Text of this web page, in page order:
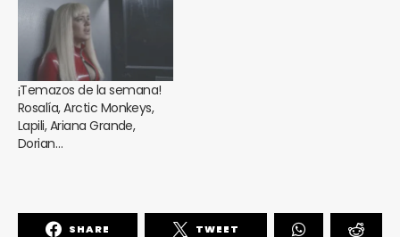
¡Temazos de la semana!
Rosalía, Arctic Monkeys,
Lapili, Ariana Grande,
Dorian…
SHARE TWEET